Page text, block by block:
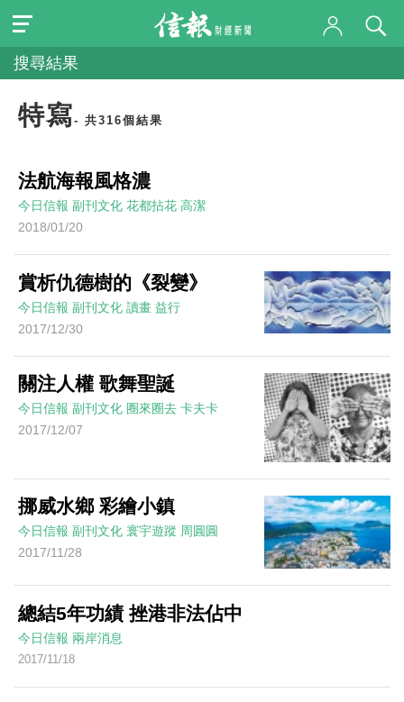
搜尋結果
特寫- 共316個結果
法航海報風格濃
今日信報 副刊文化 花都拈花 高潔
2018/01/20
賞析仇德樹的《裂變》
今日信報 副刊文化 讀畫 益行
2017/12/30
關注人權 歌舞聖誕
今日信報 副刊文化 圈來圈去 卡夫卡
2017/12/07
挪威水鄉 彩繪小鎮
今日信報 副刊文化 寰宇遊蹤 周圓圓
2017/11/28
總結5年功績 挫港非法佔中
今日信報 兩岸消息
2017/11/18